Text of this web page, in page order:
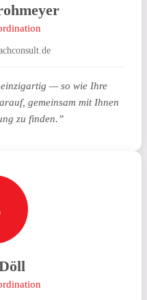
einzigartig — so wie Ihre
gemeinsam mit Ihnen
zu finden.”